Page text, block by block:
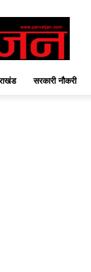
सरकारी नौकरी